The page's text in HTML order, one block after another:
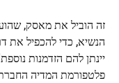
זה הוביל את מאסק,
הנשיא, כדי להכפיל את
יינתן להם הזדמנות
פלטפורמת המדיה